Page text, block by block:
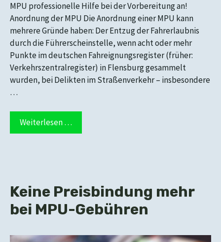
MPU professionelle Hilfe bei der Vorbereitung an!
Anordnung der MPU Die Anordnung einer MPU kann
mehrere Gründe haben: Der Entzug der Fahrerlaubnis
durch die Führerscheinstelle, wenn acht oder mehr
Punkte im deutschen Fahreignungsregister (früher:
Verkehrszentralregister) in Flensburg gesammelt
wurden, bei Delikten im Straßenverkehr – insbesondere
…
Weiterlesen …
Keine Preisbindung mehr
bei MPU-Gebühren